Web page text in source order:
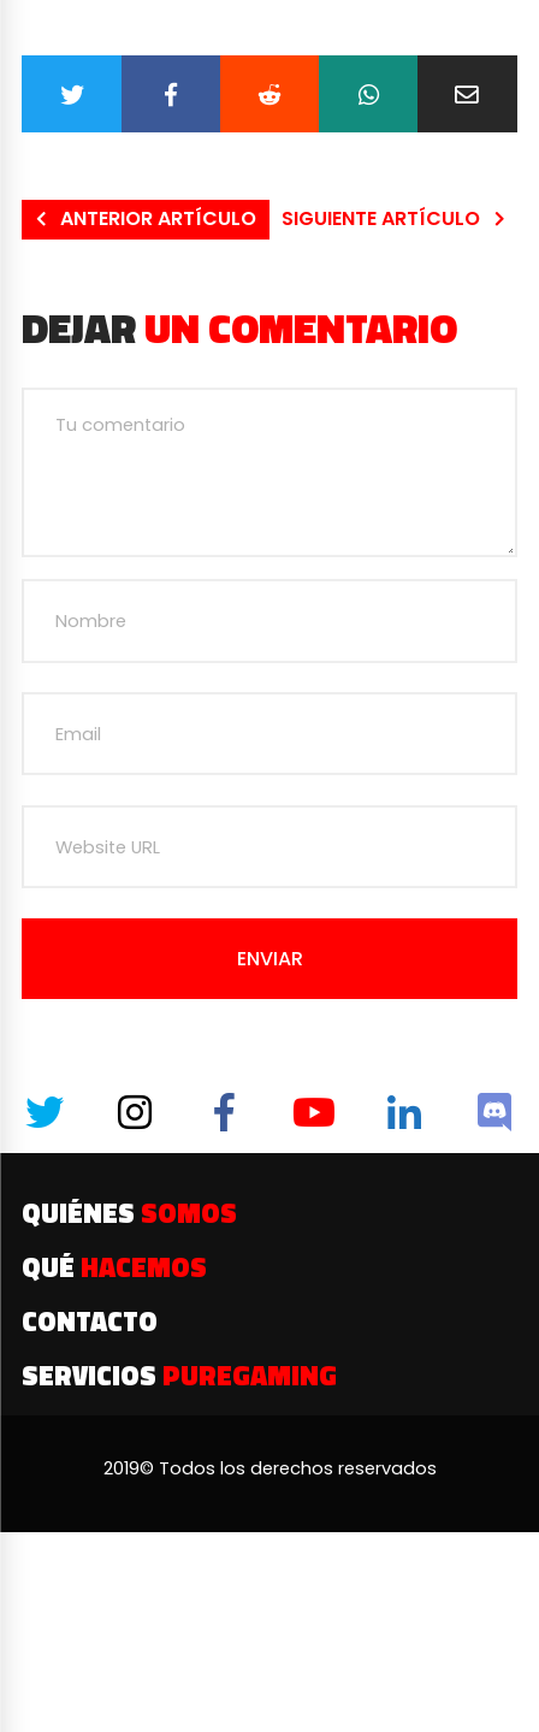
ANTERIOR ARTÍCULO SIGUIENTE ARTÍCULO
DEJARUN COMENTARIO
ENVIAR
QUIÉNES SOMOS
QUÉ HACEMOS
CONTACTO
SERVICIOS PUREGAMING
2019© Todos los derechos reservados